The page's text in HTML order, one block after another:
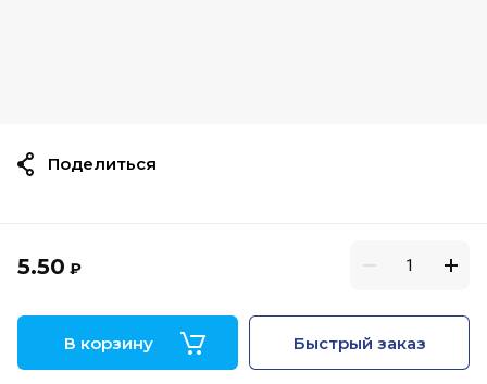
5.50 ₽
В корзину Быстрый заказ
Поделиться